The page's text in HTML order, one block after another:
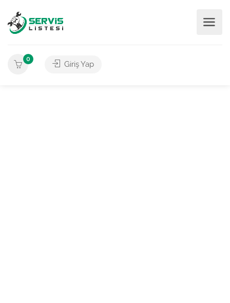
0
Giriş Yap